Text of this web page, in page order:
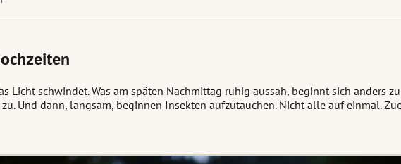
Licht schwindet. Was am späten Nachmittag ruhig aussah, beginnt sich anders
Und dann, langsam, beginnen Insekten aufzutauchen. Nicht alle auf einmal.